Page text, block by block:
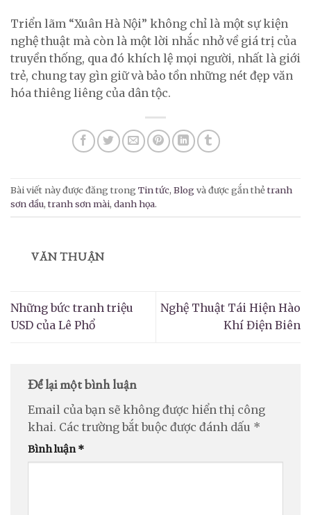
Triển lãm “Xuân Hà Nội” không chỉ là một sự kiện
nghệ thuật mà còn là một lời nhắc nhở về giá trị của
truyền thống, qua đó khích lệ mọi người, nhất là giới
trẻ, chung tay gìn giữ và bảo tồn những nét đẹp văn
hóa thiêng liêng của dân tộc.
Bài viết này được đăng trong Tin tức, Blog và được gắn thẻtranh
sơn dầu,tranh sơn mài, danh họa.
VĂN THUẬN
Những bức tranh triệu
USD của Lê Phổ
Nghệ Thuật Tái Hiện Hào
Khí Điện Biên
Để lại một bình luận
Email của bạn sẽ không được hiển thị công
khai. Các trường bắt buộc được đánh dấu *
Bình luận*